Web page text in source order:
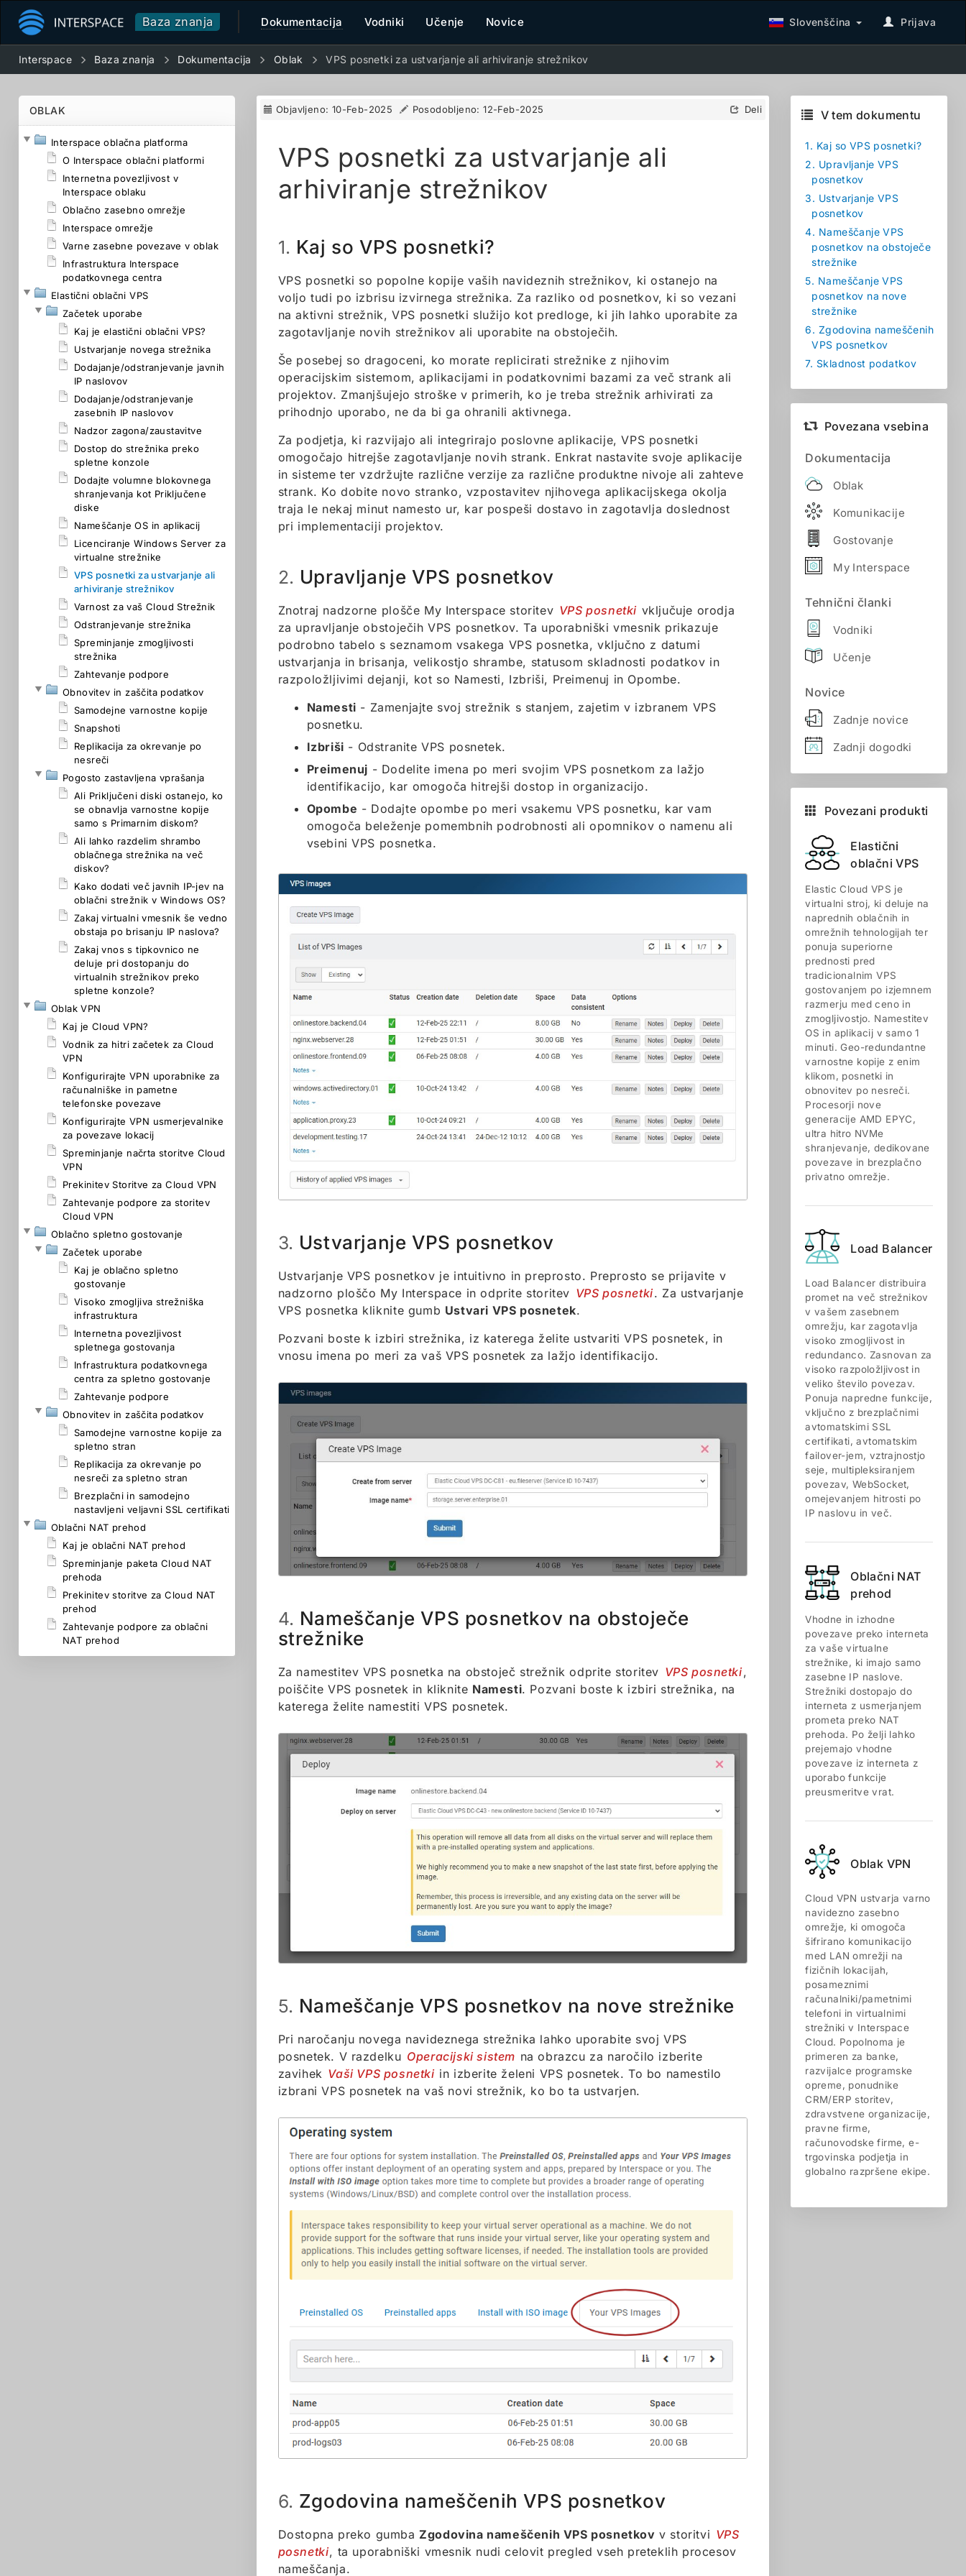
Baza znanja Dokumentacija Vodniki Učenje Novice Slovenščina Prijava
Interspace Baza znanja Dokumentacija Oblak VPS posnetki za ustvarjanje ali arhiviranje strežnikov
OBLAK
Interspace oblačna platforma
O Interspace oblačni platformi
Internetna povezljivost v
Interspace oblaku
Oblačno zasebno omrežje
Interspace omrežje
Varne zasebne povezave v oblak
Infrastruktura Interspace
podatkovnega centra
Elastični oblačni VPS
Začetek uporabe
Kaj je elastični oblačni VPS?
Ustvarjanje novega strežnika
Dodajanje/odstranjevanje javnih
IP naslovov
Dodajanje/odstranjevanje
zasebnih IP naslovov
Nadzor zagona/zaustavitve
Dostop do strežnika preko
spletne konzole
Dodajte volumne blokovnega
shranjevanja kot Priključene
diske
Nameščanje OS in aplikacij
Licenciranje Windows Server za
virtualne strežnike
VPS posnetki za ustvarjanje ali
arhiviranje strežnikov
Varnost za vaš Cloud Strežnik
Odstranjevanje strežnika
Spreminjanje zmogljivosti
strežnika
Zahtevanje podpore
Obnovitev in zaščita podatkov
Samodejne varnostne kopije
Snapshoti
Replikacija za okrevanje po
nesreči
Pogosto zastavljena vprašanja
Ali Priključeni diski ostanejo, ko
se obnavlja varnostne kopije
samo s Primarnim diskom?
Ali lahko razdelim shrambo
oblačnega strežnika na več
diskov?
Kako dodati več javnih IP-jev na
oblačni strežnik v Windows OS?
Zakaj virtualni vmesnik še vedno
obstaja po brisanju IP naslova?
Zakaj vnos s tipkovnico ne
deluje pri dostopanju do
virtualnih strežnikov preko
spletne konzole?
Oblak VPN
Kaj je Cloud VPN?
Vodnik za hitri začetek za Cloud
VPN
Konfigurirajte VPN uporabnike za
računalniške in pametne
telefonske povezave
Konfigurirajte VPN usmerjevalnike
za povezave lokacij
Spreminjanje načrta storitve Cloud
VPN
Prekinitev Storitve za Cloud VPN
Zahtevanje podpore za storitev
Cloud VPN
Oblačno spletno gostovanje
Začetek uporabe
Kaj je oblačno spletno
gostovanje
Visoko zmogljiva strežniška
infrastruktura
Internetna povezljivost
spletnega gostovanja
Infrastruktura podatkovnega
centra za spletno gostovanje
Zahtevanje podpore
Obnovitev in zaščita podatkov
Samodejne varnostne kopije za
spletno stran
Replikacija za okrevanje po
nesreči za spletno stran
Brezplačni in samodejno
nastavljeni veljavni SSL certifikati
Oblačni NAT prehod
Kaj je oblačni NAT prehod
Spreminjanje paketa Cloud NAT
prehoda
Prekinitev storitve za Cloud NAT
prehod
Zahtevanje podpore za oblačni
NAT prehod
Objavljeno: 10-Feb-2025 Posodobljeno:12-Feb-2025 Deli
VPS posnetki za ustvarjanje ali
arhiviranje strežnikov
1. Kaj so VPS posnetki?
VPS posnetki so popolne kopije vaših navideznih strežnikov, ki ostanejo na
voljo tudi po izbrisu izvirnega strežnika. Za razliko od posnetkov, ki so vezani
na aktivni strežnik, VPS posnetki služijo kot predloge, ki jih lahko uporabite za
zagotavljanje novih strežnikov ali uporabite na obstoječih.
Še posebej so dragoceni, ko morate replicirati strežnike z njihovim
operacijskim sistemom, aplikacijami in podatkovnimi bazami za več strank ali
projektov. Zmanjšujejo stroške v primerih, ko je treba strežnik arhivirati za
prihodnjo uporabo, ne da bi ga ohranili aktivnega.
Za podjetja, ki razvijajo ali integrirajo poslovne aplikacije, VPS posnetki
omogočajo hitrejše zagotavljanje novih strank. Enkrat nastavite svoje aplikacije
in sisteme ter vzdržujte različne verzije za različne produktne nivoje ali zahteve
strank. Ko dobite novo stranko, vzpostavitev njihovega aplikacijskega okolja
traja le nekaj minut namesto ur, kar pospeši dostavo in zagotavlja doslednost
pri implementaciji projektov.
2. Upravljanje VPS posnetkov
Znotraj nadzorne plošče My Interspace storitev VPS posnetki vključuje orodja
za upravljanje obstoječih VPS posnetkov. Ta uporabniški vmesnik prikazuje
podrobno tabelo s seznamom vsakega VPS posnetka, vključno z datumi
ustvarjanja in brisanja, velikostjo shrambe, statusom skladnosti podatkov in
razpoložljivimi dejanji, kot so Namesti, Izbriši, Preimenuj in Opombe.
Namesti - Zamenjajte svoj strežnik s stanjem, zajetim v izbranem VPS
posnetku.
Izbriši - Odstranite VPS posnetek.
Preimenuj - Dodelite imena po meri svojim VPS posnetkom za lažjo
identifikacijo, kar omogoča hitrejši dostop in organizacijo.
Opombe - Dodajte opombe po meri vsakemu VPS posnetku, kar vam
omogoča beleženje pomembnih podrobnosti ali opomnikov o namenu ali
vsebini VPS posnetka.
3. Ustvarjanje VPS posnetkov
Ustvarjanje VPS posnetkov je intuitivno in preprosto. Preprosto se prijavite v
nadzorno ploščo My Interspace in odprite storitev VPS posnetki. Za ustvarjanje
VPS posnetka kliknite gumb Ustvari VPS posnetek.
Pozvani boste k izbiri strežnika, iz katerega želite ustvariti VPS posnetek, in
vnosu imena po meri za vaš VPS posnetek za lažjo identifikacijo.
4. Nameščanje VPS posnetkov na obstoječe
strežnike
Za namestitev VPS posnetka na obstoječ strežnik odprite storitev VPS posnetki,
poiščite VPS posnetek in kliknite Namesti. Pozvani boste k izbiri strežnika, na
katerega želite namestiti VPS posnetek.
5. Nameščanje VPS posnetkov na nove strežnike
Pri naročanju novega navideznega strežnika lahko uporabite svoj VPS
posnetek. V razdelku Operacijski sistem na obrazcu za naročilo izberite
zavihek Vaši VPS posnetki in izberite želeni VPS posnetek. To bo namestilo
izbrani VPS posnetek na vaš novi strežnik, ko bo ta ustvarjen.
6. Zgodovina nameščenih VPS posnetkov
Dostopna preko gumbaZgodovina nameščenih VPS posnetkov v storitvi VPS
posnetki, ta uporabniški vmesnik nudi celovit pregled vseh preteklih procesov
nameščanja.
V tem dokumentu
1. Kaj so VPS posnetki?
2. Upravljanje VPS
posnetkov
3. Ustvarjanje VPS
posnetkov
4. Nameščanje VPS
posnetkov na obstoječe
strežnike
5. Nameščanje VPS
posnetkov na nove
strežnike
6. Zgodovina nameščenih
VPS posnetkov
7. Skladnost podatkov
Povezana vsebina
Dokumentacija
Oblak
Komunikacije
Gostovanje
My Interspace
Tehnični članki
Vodniki
Učenje
Novice
Zadnje novice
Zadnji dogodki
Povezani produkti
Elastični
oblačni VPS
Elastic Cloud VPS je
virtualni stroj, ki deluje na
naprednih oblačnih in
omrežnih tehnologijah ter
ponuja superiorne
prednosti pred
tradicionalnim VPS
gostovanjem po izjemnem
razmerju med ceno in
zmogljivostjo. Namestitev
OS in aplikacij v samo 1
minuti. Geo-redundantne
varnostne kopije z enim
klikom, posnetki in
obnovitev po nesreči.
Procesorji nove
generacije AMD EPYC,
ultra hitro NVMe
shranjevanje, dedikovane
povezave in brezplačno
privatno omrežje.
Load Balancer
Load Balancer distribuira
promet na več strežnikov
v vašem zasebnem
omrežju, kar zagotavlja
visoko zmogljivost in
redundanco. Zasnovan za
visoko razpoložljivost in
veliko število povezav.
Ponuja napredne funkcije,
vključno z brezplačnimi
avtomatskimi SSL
certifikati, avtomatskim
failover-jem, vztrajnostjo
seje, multipleksiranjem
povezav, WebSocket,
omejevanjem hitrosti po
IP naslovu in več.
Oblačni NAT
prehod
Vhodne in izhodne
povezave preko interneta
za vaše virtualne
strežnike, ki imajo samo
zasebne IP naslove.
Strežniki dostopajo do
interneta z usmerjanjem
prometa preko NAT
prehoda. Po želji lahko
prejemajo vhodne
povezave iz interneta z
uporabo funkcije
preusmeritve vrat.
Oblak VPN
Cloud VPN ustvarja varno
navidezno zasebno
omrežje, ki omogoča
šifrirano komunikacijo
med LAN omrežji na
fizičnih lokacijah,
posameznimi
računalniki/pametnimi
telefoni in virtualnimi
strežniki v Interspace
Cloud. Popolnoma je
primeren za banke,
razvijalce programske
opreme, ponudnike
CRM/ERP storitev,
zdravstvene organizacije,
pravne firme,
računovodske firme, e-
trgovinska podjetja in
globalno razpršene ekipe.